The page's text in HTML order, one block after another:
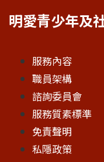
明愛青少年及
服務內容
職員架構
諮詢委員會
服務質素標準
免責聲明
私隱政策